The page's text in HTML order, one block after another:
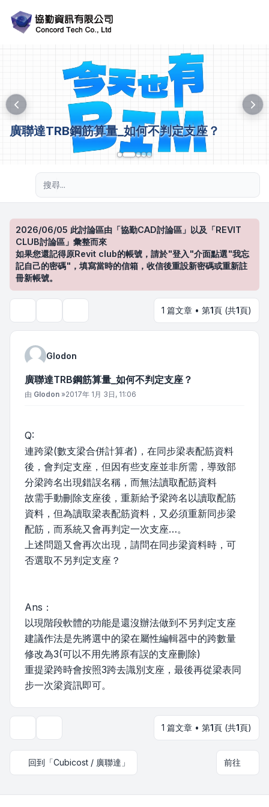
廣聯達TRB鋼筋算量_如何不判定支座？
2026/06/05 此討論區由「協勤CAD討論區」以及「REVIT
CLUB討論區」彙整而來
如果您還記得原Revit club的帳號，請於"登入"介面點選"我忘
記自己的密碼"，填寫當時的信箱，收信後重設新密碼或重新註
冊新帳號。
1 篇文章 • 第1頁 (共1頁)
Glodon
廣聯達TRB鋼筋算量_如何不判定支座？
文章
由 Glodon »2017年 1月 3日, 11:06
Q:
連跨梁(數支梁合併計算者)，在同步梁表配筋資料
後，會判定支座，但因有些支座並非所需，導致部
分梁跨名出現錯誤名稱，而無法讀取配筋資料
故需手動刪除支座後，重新給予梁跨名以讀取配筋
資料，但為讀取梁表配筋資料，又必須重新同步梁
配筋，而系統又會再判定一次支座…。
上述問題又會再次出現，請問在同步梁資料時，可
否選取不另判定支座？
Ans：
以現階段軟體的功能是還沒辦法做到不另判定支座
建議作法是先將選中的梁在屬性編輯器中的跨數量
修改為3(可以不用先將原有誤的支座刪除)
重提梁跨時會按照3跨去識別支座，最後再從梁表同
步一次梁資訊即可。
1 篇文章 • 第1頁 (共1頁)
回到「Cubicost / 廣聯達」 前往